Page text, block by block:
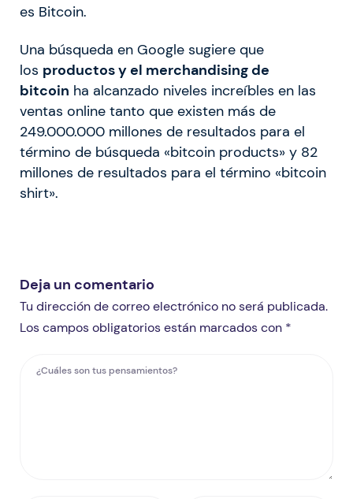
es Bitcoin.
Una búsqueda en Google sugiere que
los productos y el merchandising de
bitcoin ha alcanzado niveles increíbles en las
ventas online tanto que existen más de
249.000.000 millones de resultados para el
término de búsqueda «bitcoin products» y 82
millones de resultados para el término «bitcoin
shirt».
Deja un comentario
Tu dirección de correo electrónico no será publicada.
Los campos obligatorios están marcados con *